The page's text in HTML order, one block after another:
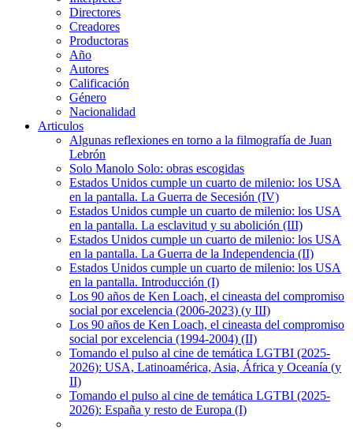
Directores
Creadores
Productoras
Año
Autores
Calificación
Género
Nacionalidad
Articulos
Algunas reflexiones en torno a la filmografía de Juan
Lebrón
Solo Manolo Solo: obras escogidas
Estados Unidos cumple un cuarto de milenio: los USA
en la pantalla. La Guerra de Secesión (IV)
Estados Unidos cumple un cuarto de milenio: los USA
en la pantalla. La esclavitud y su abolición (III)
Estados Unidos cumple un cuarto de milenio: los USA
en la pantalla. La Guerra de la Independencia (II)
Estados Unidos cumple un cuarto de milenio: los USA
en la pantalla. Introducción (I)
Los 90 años de Ken Loach, el cineasta del compromiso
social por excelencia (2006-2023) (y III)
Los 90 años de Ken Loach, el cineasta del compromiso
social por excelencia (1994-2004) (II)
Tomando el pulso al cine de temática LGTBI (2025-
2026): USA, Latinoamérica, Asia, África y Oceanía (y
II)
Tomando el pulso al cine de temática LGTBI (2025-
2026): España y resto de Europa (I)